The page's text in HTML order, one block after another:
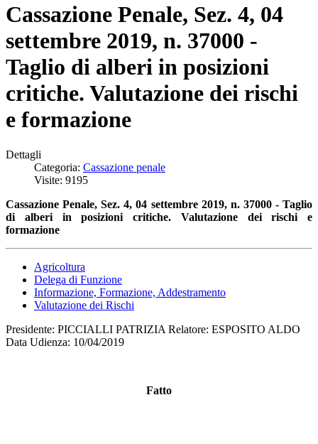
Cassazione Penale, Sez. 4, 04
settembre 2019, n. 37000 -
Taglio di alberi in posizioni
critiche. Valutazione dei rischi
e formazione
Dettagli
Categoria: Cassazione penale
Visite: 9195
Cassazione Penale, Sez. 4, 04 settembre 2019, n. 37000 - Taglio
di alberi in posizioni critiche. Valutazione dei rischi e
formazione
Agricoltura
Delega di Funzione
Informazione, Formazione, Addestramento
Valutazione dei Rischi
Presidente: PICCIALLI PATRIZIA Relatore: ESPOSITO ALDO
Data Udienza: 10/04/2019
Fatto